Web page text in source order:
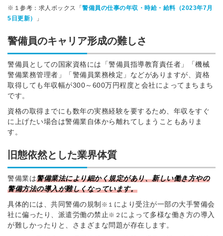
※１参考： 求人ボックス「 警備員の仕事の年収・時給・給料（2023年7月
5日更新）
」
警備員のキャリア形成の難しさ
警備員としての国家資格には「警備員指導教育責任者」「機械
警備業務管理者」「警備員業務検定」などがありますが、資格
取得しても年収幅が300～600万円程度と会社によってまちまち
です。
資格の取得までにも数年の実務経験を要するため、年収をすぐ
に上げたい場合は警備業自体から離れてしまうこともありま
す。
旧態依然とした業界体質
警備業は警備業法により細かく規定があり、新しい働き方やの
警備方法の導入が難しくなっています。
具体的には、共同警備の規制 ※１ により受注が一部の大手警備会
社に偏ったり、派遣労働の禁止※２ によって多様な働き方の導入
が難しかったりと、さまざまな問題が存在します。